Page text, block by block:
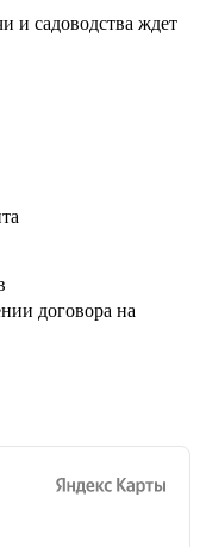
и садоводства ждет
договора на